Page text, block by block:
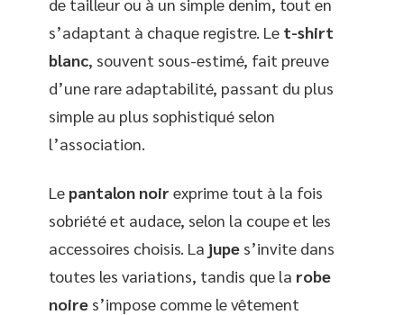
s’adaptant à chaque registre. Le t-shirt
blanc, souvent sous-estimé, fait preuve
d’une rare adaptabilité, passant du plus
simple au plus sophistiqué selon
l’association.
Le pantalon noir exprime tout à la fois
sobriété et audace, selon la coupe et les
accessoires choisis. La jupe s’invite dans
toutes les variations, tandis que la robe
noire s’impose comme le vêtement